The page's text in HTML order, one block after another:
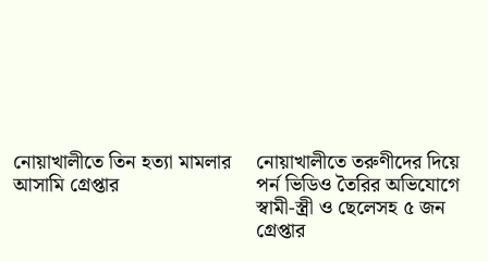
নোয়াখালীতে তিন হত্যা মামলার
আসামি গ্রেপ্তার
নোয়াখালীতে তরুণীদের দিয়ে
পর্ন ভিডিও তৈরির অভিযোগে
স্বামী-স্ত্রী ও ছেলেসহ ৫ জন
গ্রেপ্তার